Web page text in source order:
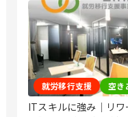
就労移行支援 空き
ITスキルに強み｜リ